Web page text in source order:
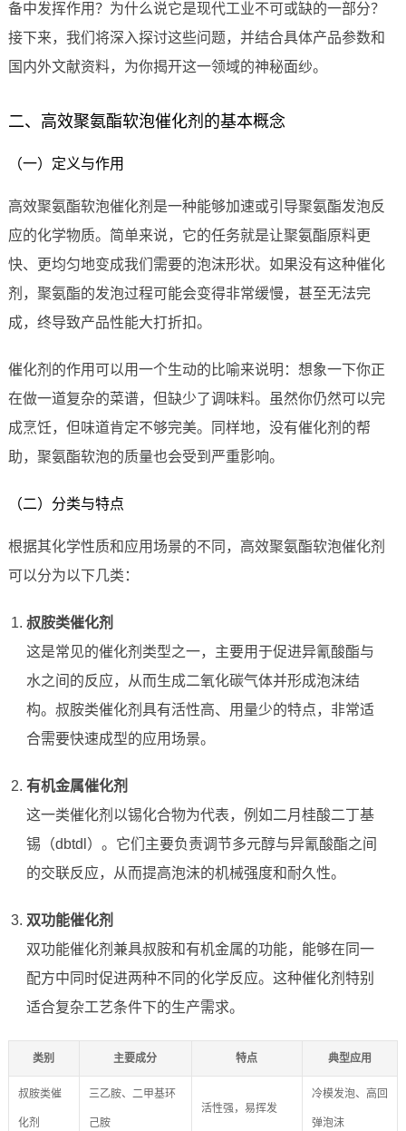
备中发挥作用？为什么说它是现代工业不可或缺的一部分？
接下来，我们将深入探讨这些问题，并结合具体产品参数和
国内外文献资料，为你揭开这一领域的神秘面纱。
二、高效聚氨酯软泡催化剂的基本概念
（一）定义与作用
高效聚氨酯软泡催化剂是一种能够加速或引导聚氨酯发泡反
应的化学物质。简单来说，它的任务就是让聚氨酯原料更
快、更均匀地变成我们需要的泡沫形状。如果没有这种催化
剂，聚氨酯的发泡过程可能会变得非常缓慢，甚至无法完
成，终导致产品性能大打折扣。
催化剂的作用可以用一个生动的比喻来说明：想象一下你正
在做一道复杂的菜谱，但缺少了调味料。虽然你仍然可以完
成烹饪，但味道肯定不够完美。同样地，没有催化剂的帮
助，聚氨酯软泡的质量也会受到严重影响。
（二）分类与特点
根据其化学性质和应用场景的不同，高效聚氨酯软泡催化剂
可以分为以下几类：
叔胺类催化剂
这是常见的催化剂类型之一，主要用于促进异氰酸酯与
水之间的反应，从而生成二氧化碳气体并形成泡沫结
构。叔胺类催化剂具有活性高、用量少的特点，非常适
合需要快速成型的应用场景。
有机金属催化剂
这一类催化剂以锡化合物为代表，例如二月桂酸二丁基
锡（dbtdl）。它们主要负责调节多元醇与异氰酸酯之间
的交联反应，从而提高泡沫的机械强度和耐久性。
双功能催化剂
双功能催化剂兼具叔胺和有机金属的功能，能够在同一
配方中同时促进两种不同的化学反应。这种催化剂特别
适合复杂工艺条件下的生产需求。
类别 主要成分 特点 典型应用
叔胺类催
化剂
三乙胺、二甲基环
己胺
活性强，易挥发
冷模发泡、高回
弹泡沫